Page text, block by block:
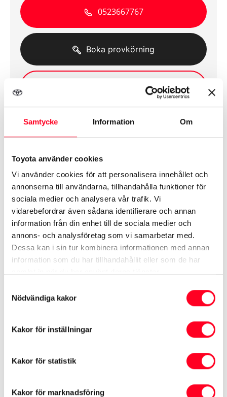
Samtycke Information Om
Toyota använder cookies
Vi använder cookies för att personalisera innehållet och
annonserna till användarna, tillhandahålla funktioner för
sociala medier och analysera vår trafik. Vi
vidarebefordrar även sådana identifierare och annan
information från din enhet till de sociala medier och
annons- och analysföretag som vi samarbetar med.
Dessa kan i sin tur kombinera informationen med annan
information som du har tillhandahållit eller som de har
Nödvändiga kakor
Kakor för inställningar
Kakor för statistik
Kakor för marknadsföring
0523667767
Boka provkörning
Öppet idag
Fredag
10:00 - 17:00
Lördag
Stängt
Söndag
Stängt
Måndag
10:00 - 17:00
Tisdag
10:00 - 17:00
Adress Björkemyrsvägen 2, BRASTAD
Utrustning
ABS-bromsar
Se mer utrustning